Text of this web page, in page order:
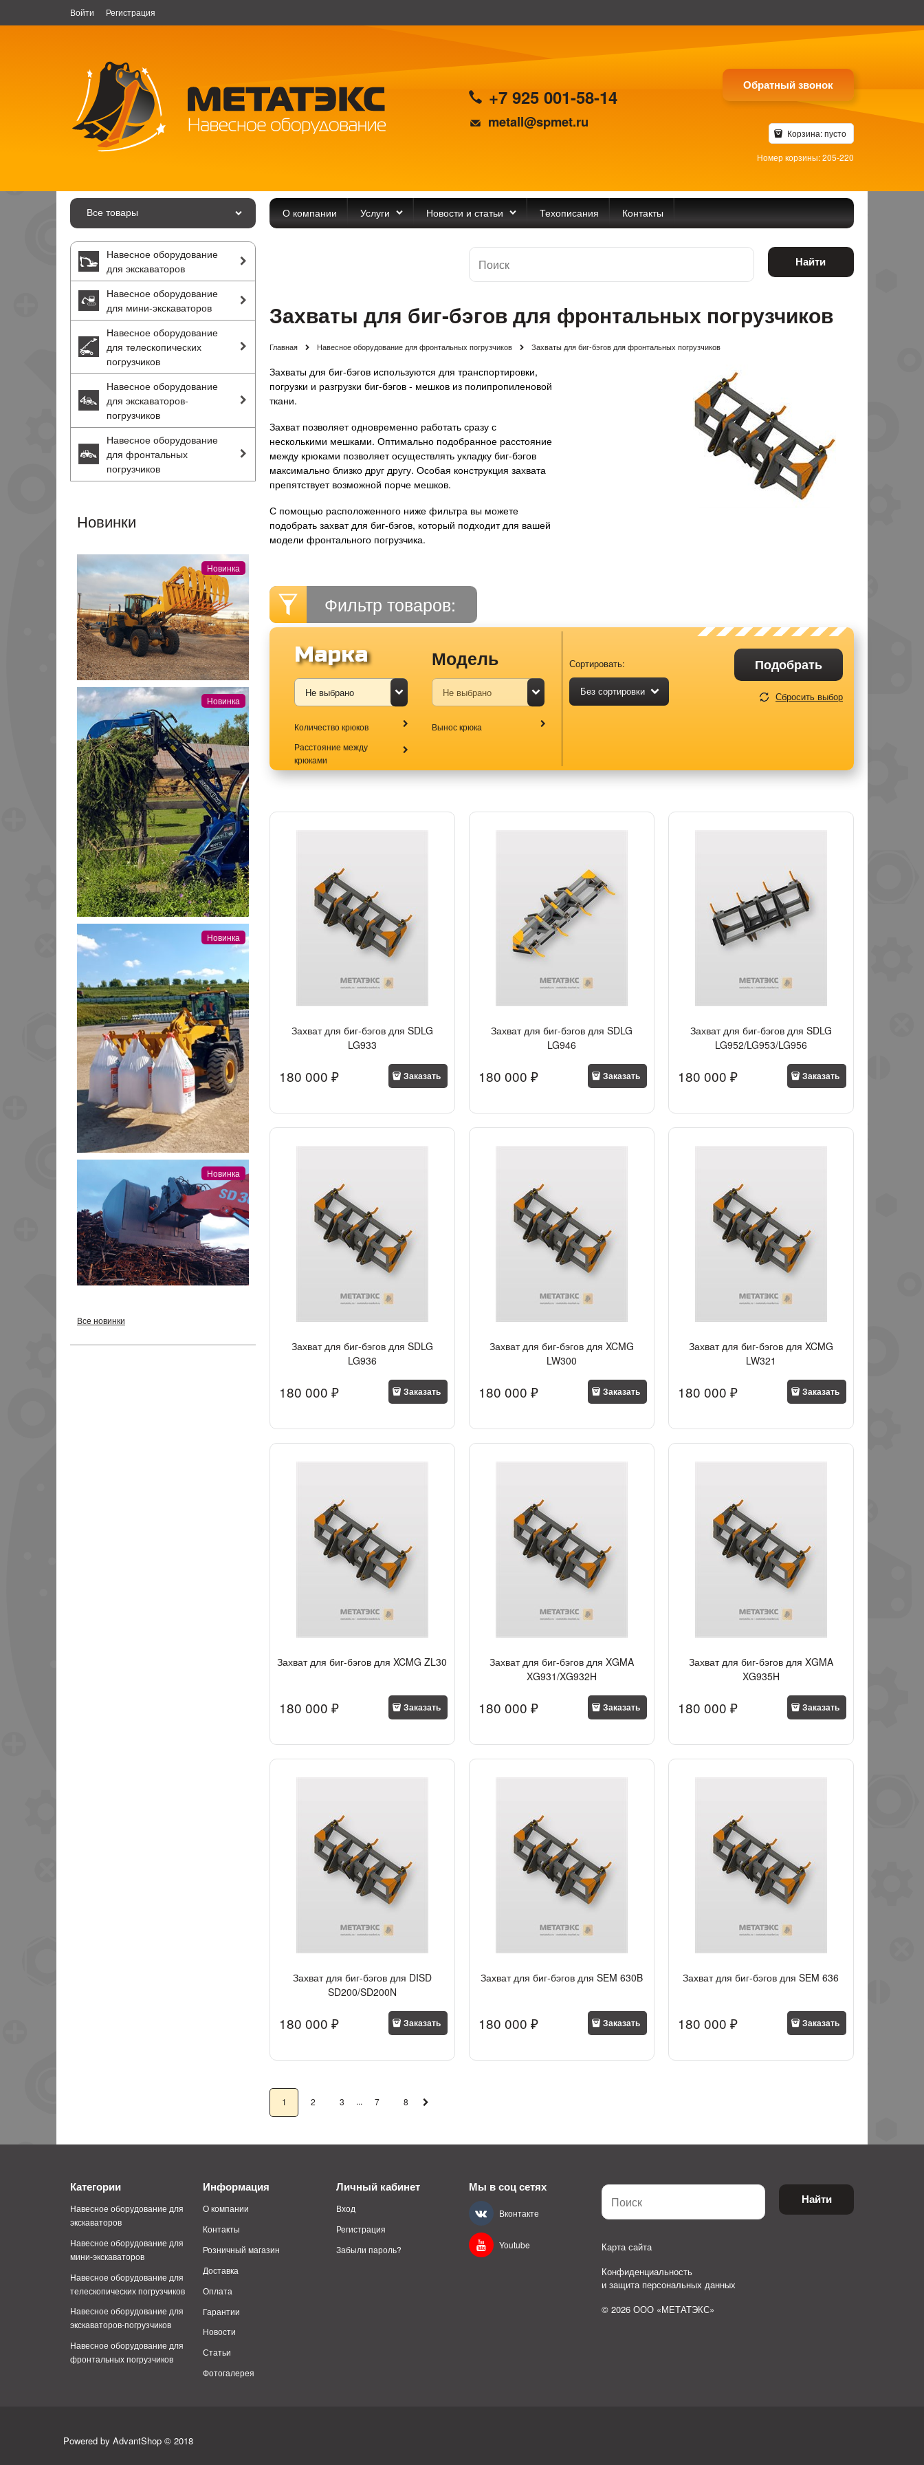
Войти Регистрация
+7 925 001-58-14
metall@spmet.ru
Обратный звонок
Корзина:пусто
Номер корзины: 205-220
Все товары О компании Услуги Новости и статьи Техописания Контакты
Навесное оборудование
для экскаваторов
Навесное оборудование
для мини-экскаваторов
Навесное оборудование
для телескопических
погрузчиков
Навесное оборудование
для экскаваторов-
погрузчиков
Навесное оборудование
для фронтальных
погрузчиков
Новинки
Новинка
Новинка
Новинка
Новинка
Все новинки
Найти
Захваты для биг-бэгов для фронтальных погрузчиков
Главная Навесное оборудование для фронтальных погрузчиков Захваты для биг-бэгов для фронтальных погрузчиков
Захваты для биг-бэгов используются для транспортировки,
погрузки и разгрузки биг-бэгов - мешков из полипропиленовой
ткани.
Захват позволяет одновременно работать сразу с
несколькими мешками. Оптимально подобранное расстояние
между крюками позволяет осуществлять укладку биг-бэгов
максимально близко друг другу. Особая конструкция захвата
препятствует возможной порче мешков.
С помощью расположенного ниже фильтра вы можете
подобрать захват для биг-бэгов, который подходит для вашей
модели фронтального погрузчика.
Фильтр товаров:
Марка Модель
Количество крюков
Вынос крюка
Расстояние между
крюками
Сортировать:
Без сортировки
Подобрать
Сбросить выбор
Захват для биг-бэгов для SDLG
LG933
180 000 ₽ Заказать
Захват для биг-бэгов для SDLG
LG946
180 000 ₽ Заказать
Захват для биг-бэгов для SDLG
LG952/LG953/LG956
180 000 ₽ Заказать
Захват для биг-бэгов для SDLG
LG936
180 000 ₽ Заказать
Захват для биг-бэгов для XCMG
LW300
180 000 ₽ Заказать
Захват для биг-бэгов для XCMG
LW321
180 000 ₽ Заказать
Захват для биг-бэгов для XCMG ZL30
180 000 ₽ Заказать
Захват для биг-бэгов для XGMA
XG931/XG932H
180 000 ₽ Заказать
Захват для биг-бэгов для XGMA
XG935H
180 000 ₽ Заказать
Захват для биг-бэгов для DISD
SD200/SD200N
180 000 ₽ Заказать
Захват для биг-бэгов для SEM 630B
180 000 ₽ Заказать
Захват для биг-бэгов для SEM 636
180 000 ₽ Заказать
1 2 3 ... 7 8
Категории
Навесное оборудование для
экскаваторов
Навесное оборудование для
мини-экскаваторов
Навесное оборудование для
телескопических погрузчиков
Навесное оборудование для
экскаваторов-погрузчиков
Навесное оборудование для
фронтальных погрузчиков
Информация
О компании
Контакты
Розничный магазин
Доставка
Оплата
Гарантии
Новости
Статьи
Фотогалерея
Личный кабинет
Вход
Регистрация
Забыли пароль?
Мы в соц сетях
Вконтакте
Youtube
Найти
Карта сайта
Конфиденциальность
и защита персональных данных
© 2026 ООО «МЕТАТЭКС»
Powered by AdvantShop © 2018